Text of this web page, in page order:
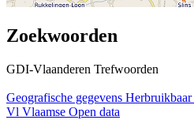
Zoekwoorden
GDI-Vlaanderen Trefwoorden
Geografische gegevens Herbruikbaar
Vl Vlaamse Open data